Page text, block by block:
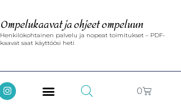
Ompelukaavat ja ohjeet ompeluun
Henkilökohtainen palvelu ja nopeat toimitukset – PDF-
kaavat saat käyttöösi heti
0